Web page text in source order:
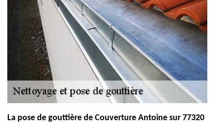
La pose de gouttière de Couverture Antoine sur 77320